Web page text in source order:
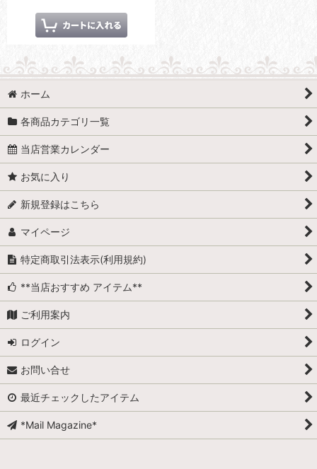
ホーム
各商品カテゴリ一覧
当店営業カレンダー
お気に入り
新規登録はこちら
マイページ
特定商取引法表示(利用規約)
**当店おすすめ アイテム**
ご利用案内
ログイン
お問い合せ
最近チェックしたアイテム
*Mail Magazine*